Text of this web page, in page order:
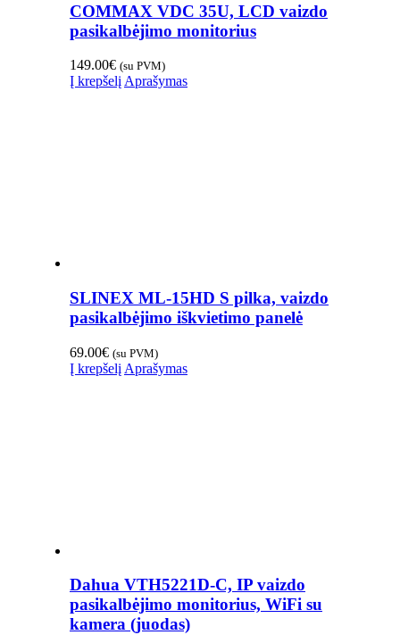
COMMAX VDC 35U, LCD vaizdo
pasikalbėjimo monitorius
149.00€ (su PVM)
Į krepšelį Aprašymas
SLINEX ML-15HD S pilka, vaizdo
pasikalbėjimo iškvietimo panelė
69.00€ (su PVM)
Į krepšelį Aprašymas
Dahua VTH5221D-C, IP vaizdo
pasikalbėjimo monitorius, WiFi su
kamera (juodas)